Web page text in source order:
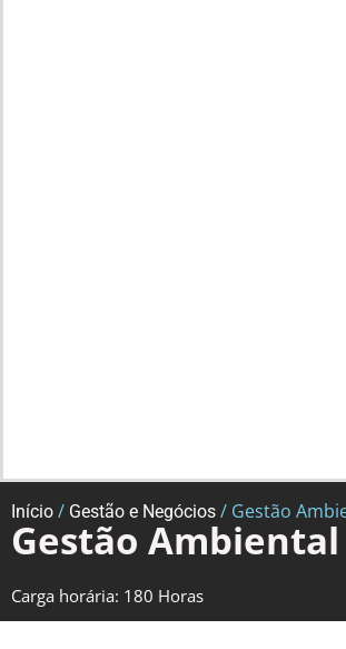
Início / Gestão e Negócios / Gestão
Gestão Ambiental
Carga horária: 180 Horas